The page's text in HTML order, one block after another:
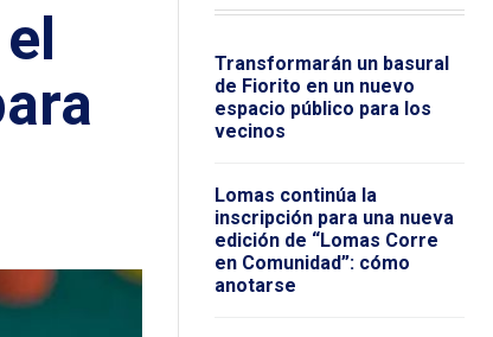
Transformarán un basural
de Fiorito en un nuevo
espacio público para los
vecinos
Lomas continúa la
inscripción para una nueva
edición de “Lomas Corre
en Comunidad”: cómo
anotarse